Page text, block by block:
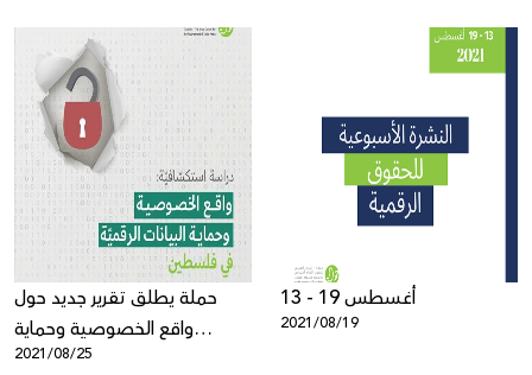
حملة يطلق تقرير جديد حول
واقع الخصوصية وحماية
البيانات في فلسطين
2021/08/25
13 - 19 أغسطس
2021/08/19